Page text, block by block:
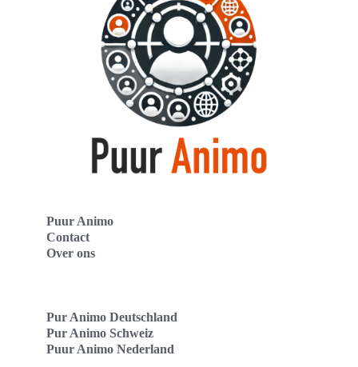
Puur Animo
Contact
Over ons
Pur Animo Deutschland
Pur Animo Schweiz
Puur Animo Nederland